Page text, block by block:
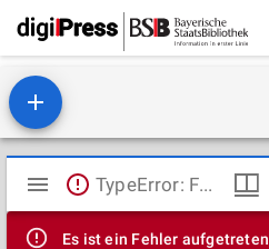
Mirador
Viewer
TypeError: Failed to fetch
Es ist ein Fehler aufgetreten